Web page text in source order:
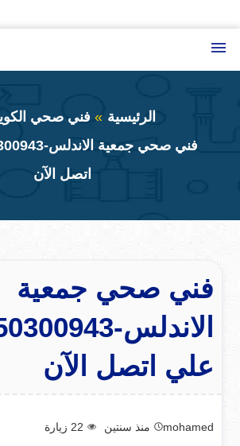
إلى
المحتوى
الرئيسية
فني صحي
اتصل الآن
فني صحي جمعية
علي اتصل الآن
mohamed منذ سنتين 22 زيارة